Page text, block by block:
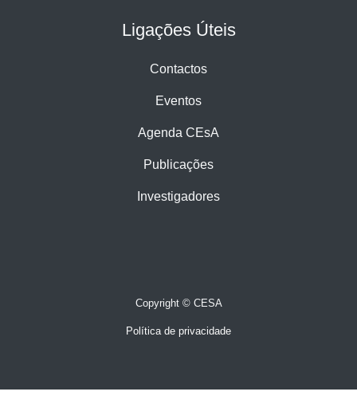
Ligações Úteis
Contactos
Eventos
Agenda CEsA
Publicações
Investigadores
Copyright © CESA
Política de privacidade